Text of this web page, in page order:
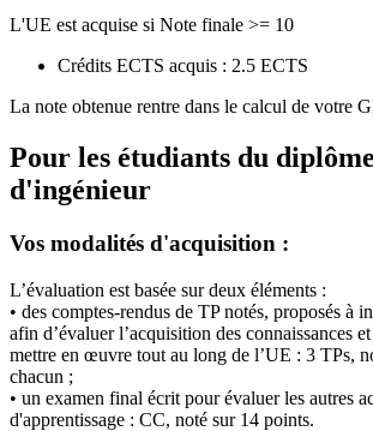
L'UE est acquise si Note finale >= 10
Crédits ECTS acquis : 2.5 ECTS
La note obtenue rentre dans le calcul de votre
Pour les étudiants du diplôme
d'ingénieur
Vos modalités d'acquisition :
L’évaluation est basée sur deux éléments :
• des comptes-rendus de TP notés, proposés à
afin d’évaluer l’acquisition des connaissances
mettre en œuvre tout au long de l’UE : 3 TPs,
chacun ;
• un examen final écrit pour évaluer les autres
d'apprentissage : CC, noté sur 14 points.